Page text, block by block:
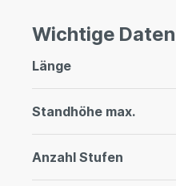
Wichtige Daten
Länge
Standhöhe max.
Anzahl Stufen